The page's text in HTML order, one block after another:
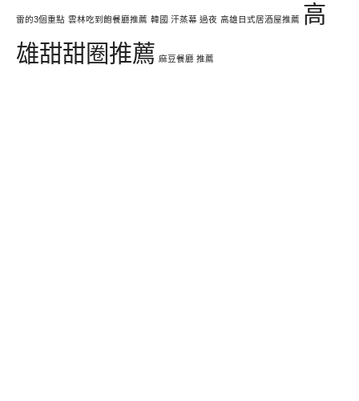
雷的3個重點 雲林吃到飽餐廳推薦 韓國 汗蒸幕 過夜 高雄日式居酒屋推薦 高
雄甜甜圈推薦 麻豆餐廳 推薦